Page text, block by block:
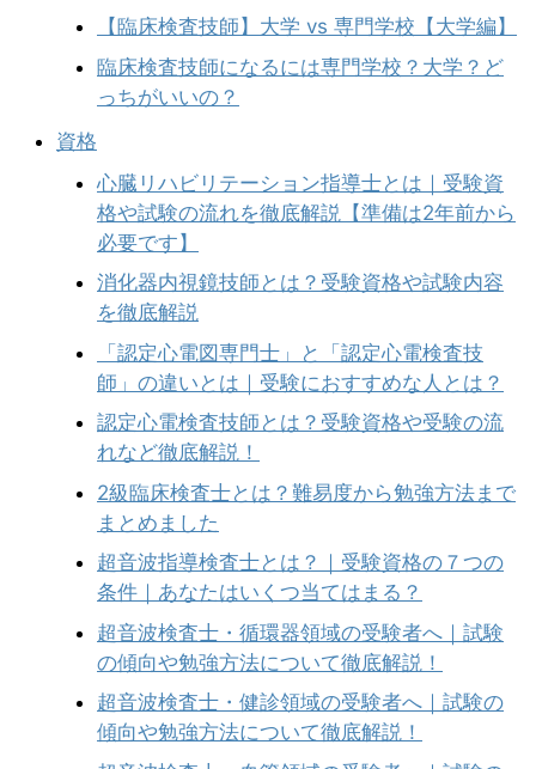
【臨床検査技師】大学 vs 専門学校【大学編】
臨床検査技師になるには専門学校？大学？ど
っちがいいの？
資格
心臓リハビリテーション指導士とは｜受験資
格や試験の流れを徹底解説【準備は2年前から
必要です】
消化器内視鏡技師とは？受験資格や試験内容
を徹底解説
「認定心電図専門士」と「認定心電検査技
師」の違いとは｜受験におすすめな人とは？
認定心電検査技師とは？受験資格や受験の流
れなど徹底解説！
2級臨床検査士とは？難易度から勉強方法まで
まとめました
超音波指導検査士とは？｜受験資格の７つの
条件｜あなたはいくつ当てはまる？
超音波検査士・循環器領域の受験者へ｜試験
の傾向や勉強方法について徹底解説！
超音波検査士・健診領域の受験者へ｜試験の
傾向や勉強方法について徹底解説！